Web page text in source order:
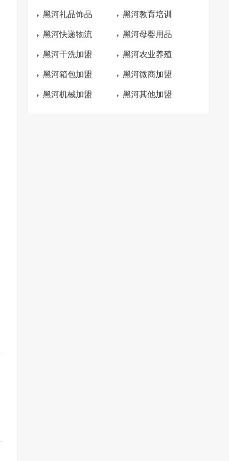
黑河礼品饰品 黑河教育培训
黑河快递物流 黑河母婴用品
黑河干洗加盟 黑河农业养殖
黑河箱包加盟 黑河微商加盟
黑河机械加盟 黑河其他加盟